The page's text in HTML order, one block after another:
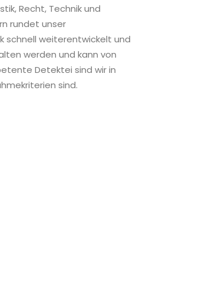
Recht, Technik und
rundet unser
schnell weiterentwickelt und
werden und kann von
Detektei sind wir in
sind.